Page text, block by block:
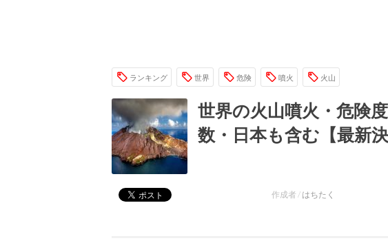
ランキング 世界 危険 噴火 火山
世界の火山噴火・危険
数・日本も含む【最新決
作成者 / はちたく